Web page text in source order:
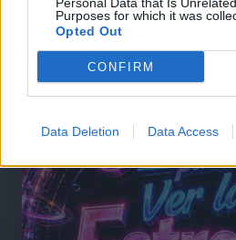
Purposes for which it was
Opted Out
CONFIRM
Data Deletion Data Access
@musicapuntocom